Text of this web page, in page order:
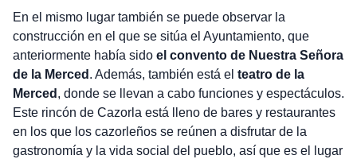
En el mismo lugar también se puede observar la
construcción en el que se sitúa el Ayuntamiento, que
anteriormente había sido el convento de Nuestra Señora
de la Merced . Además, también está el teatro de la
Merced , donde se llevan a cabo funciones y espectáculos.
Este rincón de Cazorla está lleno de bares y restaurantes
en los que los cazorleños se reúnen a disfrutar de la
gastronomía y la vida social del pueblo, así que es el lugar